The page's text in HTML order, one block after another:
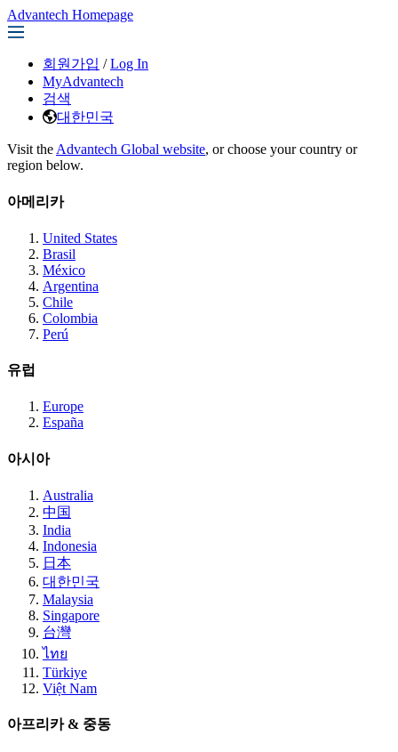
Advantech Homepage
회원가입 / Log In
MyAdvantech
검색
대한민국
Visit the Advantech Global website, or choose your country or
region below.
아메리카
United States
Brasil
México
Argentina
Chile
Colombia
Perú
유럽
Europe
España
아시아
Australia
中国
India
Indonesia
日本
대한민국
Malaysia
Singapore
台灣
ไทย
Türkiye
Việt Nam
아프리카 & 중동